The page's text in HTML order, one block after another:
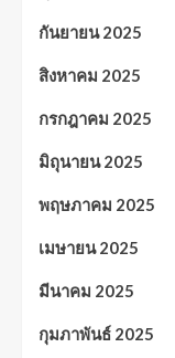
กันยายน 2025
สิงหาคม 2025
กรกฎาคม 2025
มิถุนายน 2025
พฤษภาคม 2025
เมษายน 2025
มีนาคม 2025
กุมภาพันธ์ 2025